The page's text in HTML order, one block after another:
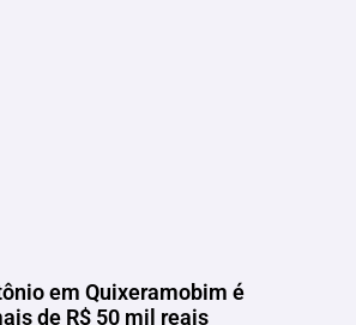
em Quixeramobim é
de R$ 50 mil reais